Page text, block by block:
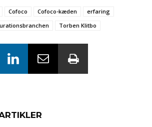
Cofoco Cofoco-kæden
erfaring
Torben Klitbo